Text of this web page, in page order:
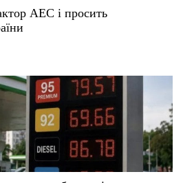
АЕС і просить